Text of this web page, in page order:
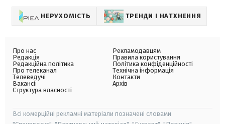
НЕРУХОМІСТЬ ТРЕНДИ І НАТХНЕННЯ
Про нас
Редакція
Редакційна політика
Про телеканал
Телеведучі
Вакансії
Структура власності
Рекламодавцям
Правила користування
Політика конфіденційності
Технічна інформація
Контакти
Архів
Всі комерційні рекламні матеріали позначені словами